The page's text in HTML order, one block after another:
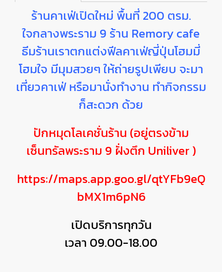
ร้านคาเฟ่เปิดใหม่ พื้นที่ 200 ตรม.
ใจกลางพระราม 9 ร้าน Remory cafe
ธีมร้านเราตกแต่งฟีลคาเฟ่ญี่ปุ่นโฮมมี่
โฮมใจ มีมุมสวยๆ ให้ถ่ายรูปเพียบ จะมา
เที่ยวคาเฟ่ หรือมานั่งทำงาน ทำกิจกรรม
ก็สะดวก ด้วย
ปักหมุดโลเคชั่นร้าน (อยู่ตรงข้าม
เซ็นทรัลพระราม 9 ฝั่งตึก Uniliver )
https://maps.app.goo.gl/qtYFb9eQ
bMX1m6pN6
เปิดบริการทุกวัน
เวลา 09.00-18.00